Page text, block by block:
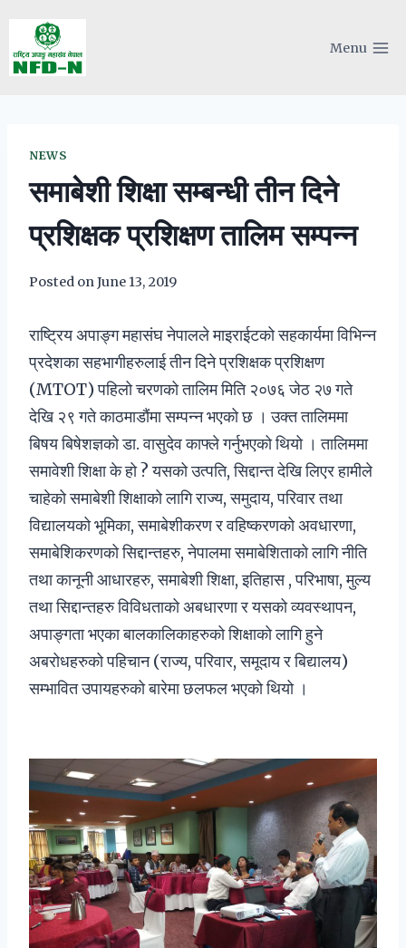
content
Menu
NEWS
समाबेशी शिक्षा सम्बन्धी तीन दिने
प्रशिक्षक प्रशिक्षण तालिम सम्पन्न
Posted onJune 13, 2019
राष्ट्रिय अपाङ्ग महासंघ नेपालले माइराईटको सहकार्यमा विभिन्न
प्रदेशका सहभागीहरुलाई तीन दिने प्रशिक्षक प्रशिक्षण
(MTOT) पहिलो चरणको तालिम मिति २०७६ जेठ २७ गते
देखि २९ गते काठमाडौंमा सम्पन्न भएको छ । उक्त तालिममा
बिषय बिषेशज्ञको डा. वासुदेव काफ्ले गर्नुभएको थियो । तालिममा
समावेशी शिक्षा के हो ? यसको उत्पति, सिद्दान्त देखि लिएर हामीले
चाहेको समाबेशी शिक्षाको लागि राज्य, समुदाय, परिवार तथा
विद्यालयको भूमिका, समाबेशीकरण र वहिष्करणको अवधारणा,
समाबेशिकरणको सिद्दान्तहरु, नेपालमा समाबेशिताको लागि नीति
तथा कानूनी आधारहरु, समाबेशी शिक्षा, इतिहास , परिभाषा, मुल्य
तथा सिद्दान्तहरु विविधताको अबधारणा र यसको व्यवस्थापन,
अपाङ्गता भएका बालकालिकाहरुको शिक्षाको लागि हुने
अबरोधहरुको पहिचान (राज्य, परिवार, समूदाय र बिद्यालय)
सम्भावित उपायहरुको बारेमा छलफल भएको थियो ।